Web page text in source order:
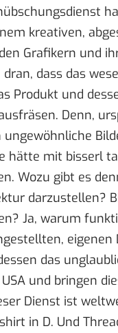
kreativen,
Grafikern und
dass das
Produkt und
Denn,
hätte mit bisserl
Wozu gibt es
darzustellen?
Ja, warum
eigenen
das
und bringen
Dienst ist
in D. Und